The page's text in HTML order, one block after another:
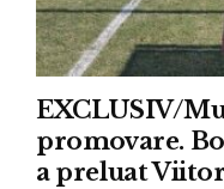
EXCLUSIV/
promovare.
a preluat